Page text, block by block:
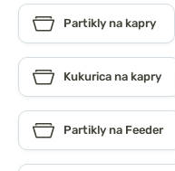
Partikly na kapry
Kukurica na kapry
Partikly na Feeder